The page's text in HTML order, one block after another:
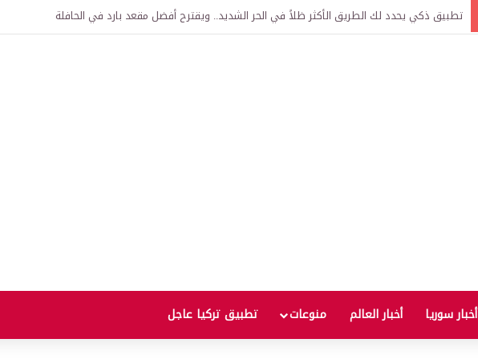
تركيا وسوريا توقعان اتفاقية لإنشاء “الجامعة السورية التركية” في دمشق.. منح دراسية واعتراف بالشهادات
أخبار سوريا أخبار العالم منوعات تطبيق تركيا عاجل